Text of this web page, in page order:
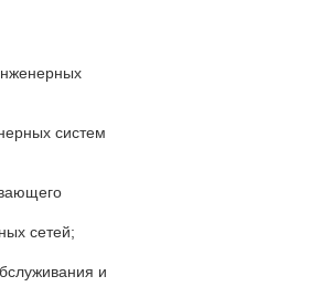
систем
сетей;
и